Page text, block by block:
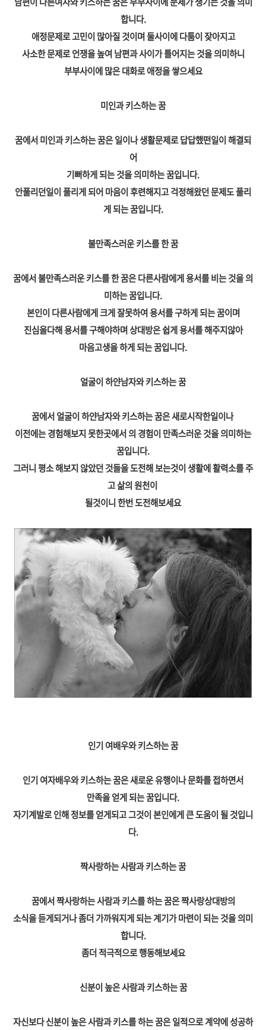
합니다.
애정문제로 고민이 많아질 것이며 둘사이에 다툼이 잦아지고
사소한 문제로 언쟁을 높여 남편과 사이가 틀어지는 것을 의미하니
부부사이에 많은 대화로 애정을 쌓으세요
미인과 키스하는 꿈
꿈에서 미인과 키스하는 꿈은 일이나 생활문제로 답답했떤일이 해결되
어
기뻐하게 되는 것을 의미하는 꿈입니다.
안풀리던일이 풀리게 되어 마음이 후련해지고 걱정해왔던 문제도 풀리
게 되는 꿈입니다.
불만족스러운 키스를 한 꿈
꿈에서 불만족스러운 키스를 한 꿈은 다른사람에게 용서를 비는 것을 의
미하는 꿈입니다.
본인이 다른사람에게 크게 잘못하여 용서를 구하게 되는 꿈이며
진심을다해 용서를 구해야하며 상대방은 쉽게 용서를 해주지않아
마음고생을 하게 되는 꿈입니다.
얼굴이 하얀남자와 키스하는 꿈
꿈에서 얼굴이 하얀남자와 키스하는 꿈은 새로시작한일이나
이전에는 경험해보지 못한곳에서 의 경험이 만족스러운 것을 의미하는
꿈입니다.
그러니 평소 해보지 않았던 것들을 도전해 보는것이 생활에 활력소를 주
고 삶의 원천이
될것이니 한번 도전해보세요
인기 여배우와 키스하는 꿈
인기 여자배우와 키스하는 꿈은 새로운 유행이나 문화를 접하면서
만족을 얻게 되는 꿈입니다.
자기계발로 인해 정보를 얻게되고 그것이 본인에게 큰 도움이 될 것입니
다.
짝사랑하는 사람과 키스하는 꿈
꿈에서 짝사랑하는 사람과 키스를 하는 꿈은 짝사랑상대방의
소식을 듣게되거나 좀더 가까워지게 되는 계기가 마련이 되는 것을 의미
합니다.
좀더 적극적으로 행동해보세요
신분이 높은 사람과 키스하는 꿈
자신보다 신분이 높은 사람과 키스를 하는 꿈은 일적으로 계약에 성공하